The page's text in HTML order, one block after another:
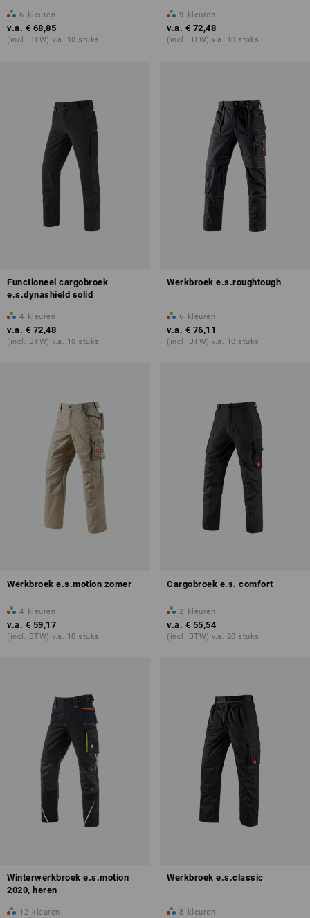
6 kleuren
v.a. € 68,85
(incl. BTW) v.a. 10 stuks
9 kleuren
v.a. € 72,48
(incl. BTW) v.a. 10 stuks
Functioneel cargobroek
e.s.dynashield solid
4 kleuren
v.a. € 72,48
(incl. BTW) v.a. 10 stuks
Werkbroek e.s.roughtough
6 kleuren
v.a. € 76,11
(incl. BTW) v.a. 10 stuks
Werkbroek e.s.motion zomer
4 kleuren
v.a. € 59,17
(incl. BTW) v.a. 10 stuks
Cargobroek e.s. comfort
2 kleuren
v.a. € 55,54
(incl. BTW) v.a. 20 stuks
Winterwerkbroek e.s.motion
2020, heren
12 kleuren
Werkbroek e.s.classic
8 kleuren